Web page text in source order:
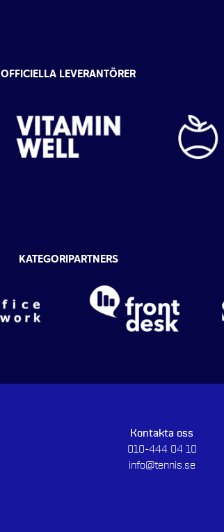
OFFICIELLA LEVERANTÖRER
KATEGORIPARTNERS
Kontakta oss
010-444 04 10
info@tennis.se